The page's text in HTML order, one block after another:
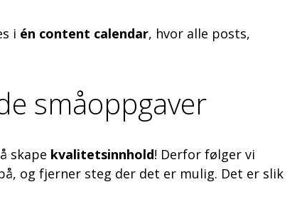
i én content calendar, hvor alle posts,
småoppgaver
skape kvalitetsinnhold! Derfor følger vi
og fjerner steg der det er mulig. Det er slik